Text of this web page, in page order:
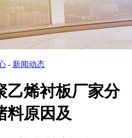
- 新闻动态
乙烯衬板厂家分
料原因及